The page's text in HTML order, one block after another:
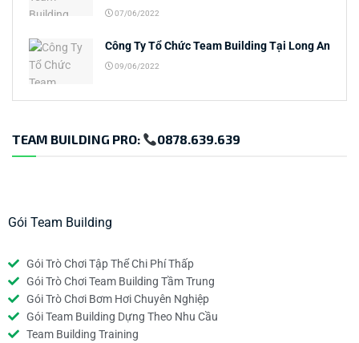
07/06/2022
Công Ty Tổ Chức Team Building Tại Long An
09/06/2022
TEAM BUILDING PRO: 0878.639.639
Gói Team Building
Gói Trò Chơi Tập Thể Chi Phí Thấp
Gói Trò Chơi Team Building Tầm Trung
Gói Trò Chơi Bơm Hơi Chuyên Nghiệp
Gói Team Building Dựng Theo Nhu Cầu
Team Building Training